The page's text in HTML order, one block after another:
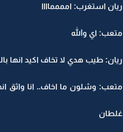
ريان استغرب: امممماااا
متعب: اي والله
ريان: طيب هدي لا تخاف اكيد انها
متعب: وشلون ما اخاف.. انا واثق
غلطان